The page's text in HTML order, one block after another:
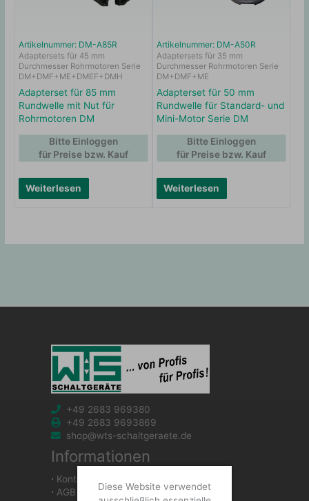
Artikelnummer: DM-A85R
Adaptersets für 45 mm
Durchmesser Rohrmotoren Serie
DM+DMF+ME+DMEF+DMH
Adapterset für 85 mm
Rundwelle mit Nut für
Rohrmotoren DM
Weiterlesen
Bitte Einloggen
für Preise bzw. Kauf
Artikelnummer: DM-A50R
Adaptersets für 35 mm
Durchmesser Rohrmotoren Serie
DM+DMF+ME
Adapterset für 50 mm
Rundwelle für Standard- und
Mini-Motor Serie DM
Weiterlesen
Bitte Einloggen
für Preise bzw. Kauf
+49 2683 969380
+49 2683 9693869
shop@wts-schaltgeraete.de
Informationen
∙ Kontakt
∙ AGB
Diese Website verwendet